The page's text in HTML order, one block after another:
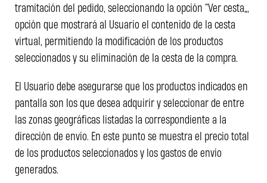
tramitación del pedido, seleccionando la opción “Ver cesta”,
opción que mostrará al Usuario el contenido de la cesta
virtual, permitiendo la modificación de los productos
seleccionados y su eliminación de la cesta de la compra.
El Usuario debe asegurarse que los productos indicados en
pantalla son los que desea adquirir y seleccionar de entre
las zonas geográficas listadas la correspondiente a la
dirección de envío. En este punto se muestra el precio total
de los productos seleccionados y los gastos de envío
generados.